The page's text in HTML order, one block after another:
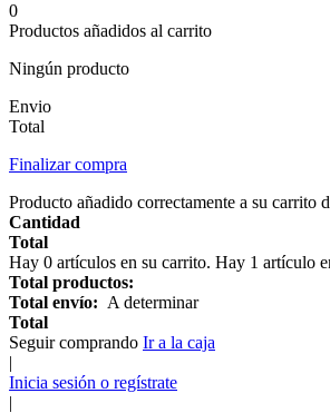
0
Productos añadidos al carrito
Ningún producto
Envio
Total
Finalizar compra
Producto añadido correctamente a su carrito
Cantidad
Total
Hay 0 artículos en su carrito. Hay 1 artículo
Total productos:
Total envío: A determinar
Total
Seguir comprando Ir a la caja
|
Inicia sesión o regístrate
|